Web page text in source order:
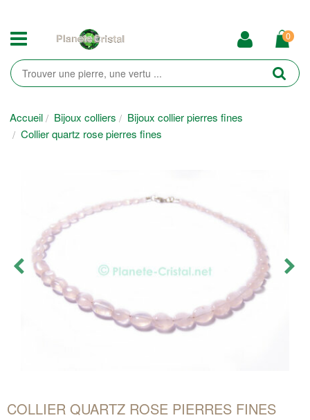
0
Accueil Bijoux colliers
Bijoux collier pierres fines
Collier quartz rose pierres fines
COLLIER QUARTZ ROSE PIERRES FINES